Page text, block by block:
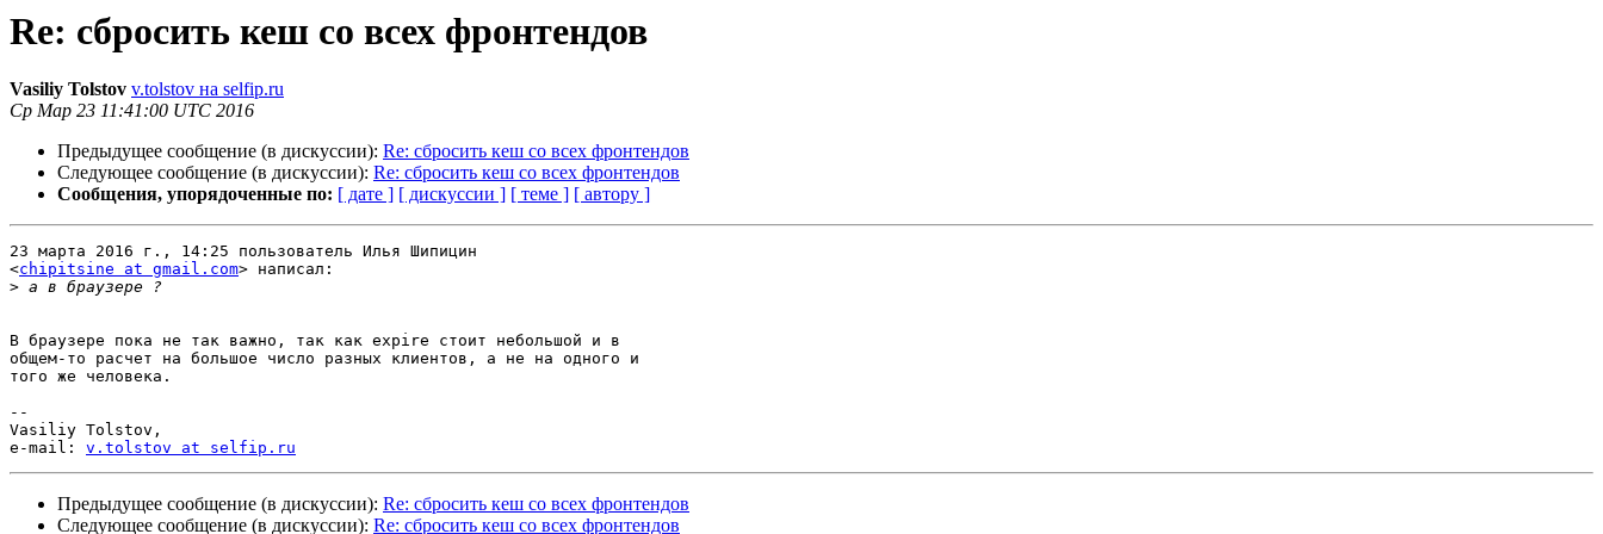
Re: сбросить кеш со всех фронтендов
Vasiliy Tolstov v.tolstov на selfip.ru
Ср Мар 23 11:41:00 UTC 2016
Предыдущее сообщение (в дискуссии): Re: сбросить кеш со всех фронтендов
Следующее сообщение (в дискуссии): Re: сбросить кеш со всех фронтендов
Сообщения, упорядоченные по: [ дате ] [ дискуссии ] [ теме ] [ автору ]
23 марта 2016 г., 14:25 пользователь Илья Шипицин
<chipitsine at gmail.com> написал:
>
В браузере пока не так важно, так как expire стоит небольшой и в
общем-то расчет на большое число разных клиентов, а не на одного и
того же человека.
--
Vasiliy Tolstov,
e-mail: v.tolstov at selfip.ru
Предыдущее сообщение (в дискуссии): Re: сбросить кеш со всех фронтендов
Следующее сообщение (в дискуссии): Re: сбросить кеш со всех фронтендов